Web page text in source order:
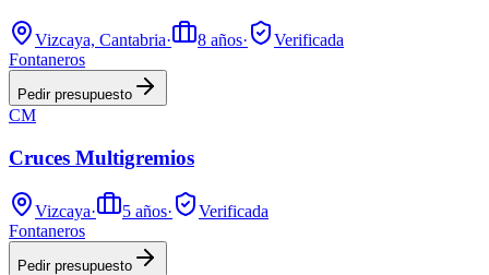
Vizcaya, Cantabria· 8 años·
Verificada
Fontaneros
Pedir presupuesto
CM
Cruces Multigremios
Vizcaya· 5 años·
Verificada
Fontaneros
Pedir presupuesto